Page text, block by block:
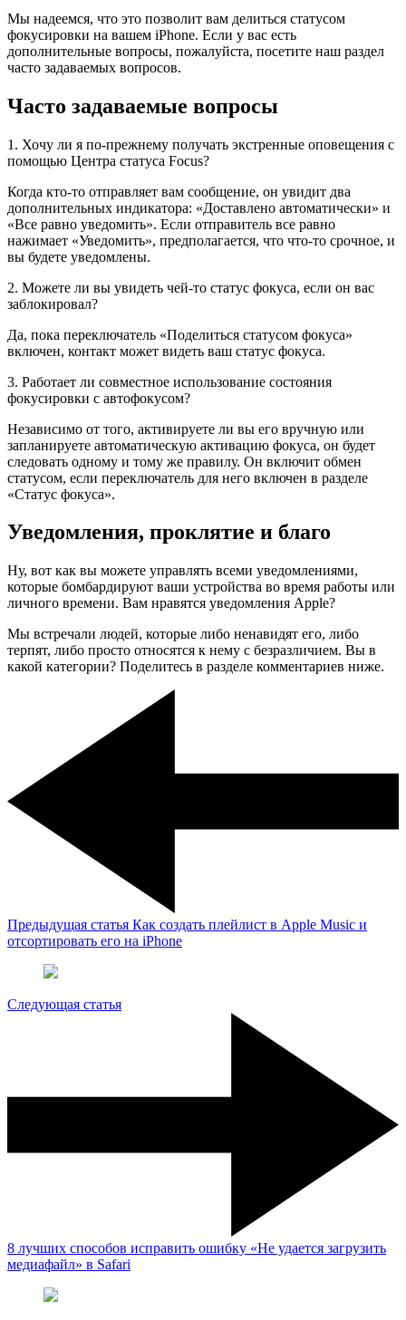
Мы надеемся, что это позволит вам делиться статусом
фокусировки на вашем iPhone. Если у вас есть
дополнительные вопросы, пожалуйста, посетите наш раздел
часто задаваемых вопросов.
Часто задаваемые вопросы
1. Хочу ли я по-прежнему получать экстренные оповещения с
помощью Центра статуса Focus?
Когда кто-то отправляет вам сообщение, он увидит два
дополнительных индикатора: «Доставлено автоматически» и
«Все равно уведомить». Если отправитель все равно
нажимает «Уведомить», предполагается, что что-то срочное, и
вы будете уведомлены.
2. Можете ли вы увидеть чей-то статус фокуса, если он вас
заблокировал?
Да, пока переключатель «Поделиться статусом фокуса»
включен, контакт может видеть ваш статус фокуса.
3. Работает ли совместное использование состояния
фокусировки с автофокусом?
Независимо от того, активируете ли вы его вручную или
запланируете автоматическую активацию фокуса, он будет
следовать одному и тому же правилу. Он включит обмен
статусом, если переключатель для него включен в разделе
«Статус фокуса».
Уведомления, проклятие и благо
Ну, вот как вы можете управлять всеми уведомлениями,
которые бомбардируют ваши устройства во время работы или
личного времени. Вам нравятся уведомления Apple?
Мы встречали людей, которые либо ненавидят его, либо
терпят, либо просто относятся к нему с безразличием. Вы в
какой категории? Поделитесь в разделе комментариев ниже.
Предыдущая статья Как создать плейлист в Apple Music и
отсортировать его на iPhone
Следующая статья
8 лучших способов исправить ошибку «Не удается загрузить
медиафайл» в Safari